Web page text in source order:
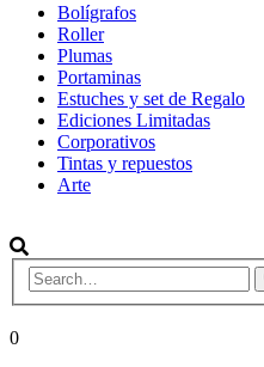
Bolígrafos
Roller
Plumas
Portaminas
Estuches y set de Regalo
Ediciones Limitadas
Corporativos
Tintas y repuestos
Arte
0